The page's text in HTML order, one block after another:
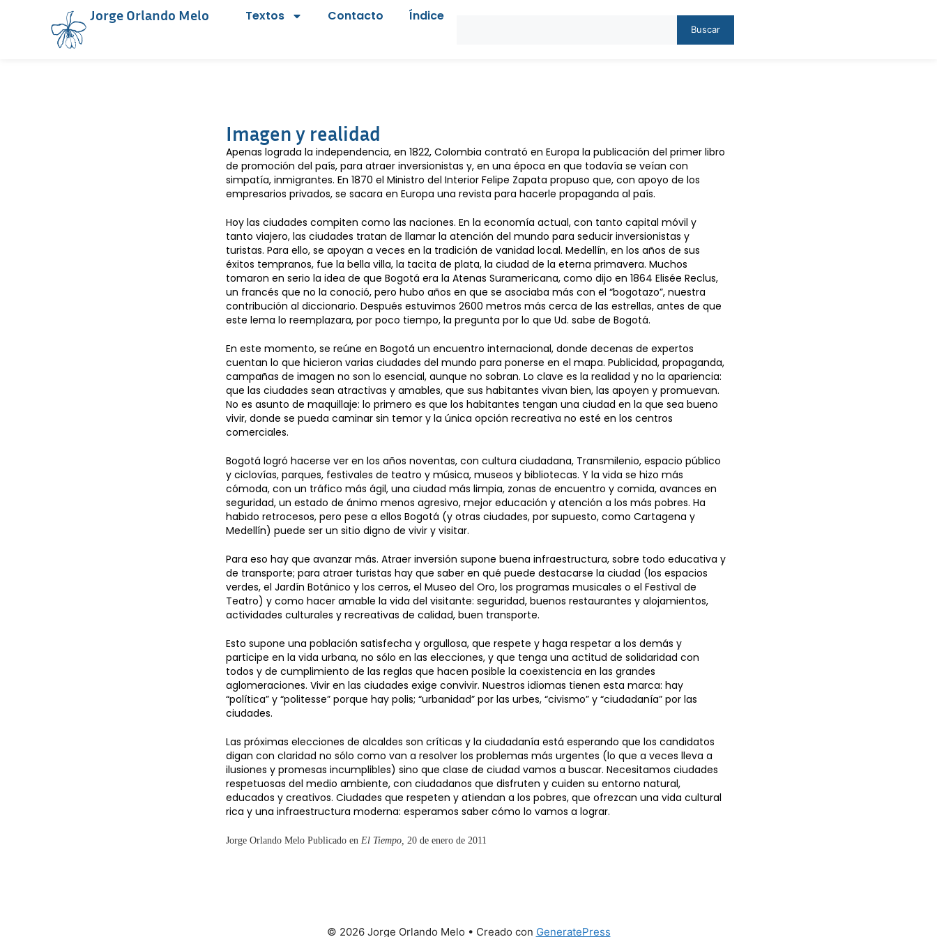
Jorge Orlando Melo Textos Contacto Índice
Buscar
Imagen y realidad
Apenas lograda la independencia, en 1822, Colombia contrató en Europa la publicación del primer libro
de promoción del país, para atraer inversionistas y, en una época en que todavía se veían con
simpatía, inmigrantes. En 1870 el Ministro del Interior Felipe Zapata propuso que, con apoyo de los
empresarios privados, se sacara en Europa una revista para hacerle propaganda al país.
Hoy las ciudades compiten como las naciones. En la economía actual, con tanto capital móvil y
tanto viajero, las ciudades tratan de llamar la atención del mundo para seducir inversionistas y
turistas. Para ello, se apoyan a veces en la tradición de vanidad local. Medellín, en los años de sus
éxitos tempranos, fue la bella villa, la tacita de plata, la ciudad de la eterna primavera. Muchos
tomaron en serio la idea de que Bogotá era la Atenas Suramericana, como dijo en 1864 Elisée Reclus,
un francés que no la conoció, pero hubo años en que se asociaba más con el “bogotazo”, nuestra
contribución al diccionario. Después estuvimos 2600 metros más cerca de las estrellas, antes de que
este lema lo reemplazara, por poco tiempo, la pregunta por lo que Ud. sabe de Bogotá.
En este momento, se reúne en Bogotá un encuentro internacional, donde decenas de expertos
cuentan lo que hicieron varias ciudades del mundo para ponerse en el mapa. Publicidad, propaganda,
campañas de imagen no son lo esencial, aunque no sobran. Lo clave es la realidad y no la apariencia:
que las ciudades sean atractivas y amables, que sus habitantes vivan bien, las apoyen y promuevan.
No es asunto de maquillaje: lo primero es que los habitantes tengan una ciudad en la que sea bueno
vivir, donde se pueda caminar sin temor y la única opción recreativa no esté en los centros
comerciales.
Bogotá logró hacerse ver en los años noventas, con cultura ciudadana, Transmilenio, espacio público
y ciclovías, parques, festivales de teatro y música, museos y bibliotecas. Y la vida se hizo más
cómoda, con un tráfico más ágil, una ciudad más limpia, zonas de encuentro y comida, avances en
seguridad, un estado de ánimo menos agresivo, mejor educación y atención a los más pobres. Ha
habido retrocesos, pero pese a ellos Bogotá (y otras ciudades, por supuesto, como Cartagena y
Medellín) puede ser un sitio digno de vivir y visitar.
Para eso hay que avanzar más. Atraer inversión supone buena infraestructura, sobre todo educativa y
de transporte; para atraer turistas hay que saber en qué puede destacarse la ciudad (los espacios
verdes, el Jardín Botánico y los cerros, el Museo del Oro, los programas musicales o el Festival de
Teatro) y como hacer amable la vida del visitante: seguridad, buenos restaurantes y alojamientos,
actividades culturales y recreativas de calidad, buen transporte.
Esto supone una población satisfecha y orgullosa, que respete y haga respetar a los demás y
participe en la vida urbana, no sólo en las elecciones, y que tenga una actitud de solidaridad con
todos y de cumplimiento de las reglas que hacen posible la coexistencia en las grandes
aglomeraciones. Vivir en las ciudades exige convivir. Nuestros idiomas tienen esta marca: hay
“política” y “politesse” porque hay polis; “urbanidad” por las urbes, “civismo” y “ciudadanía” por las
ciudades.
Las próximas elecciones de alcaldes son críticas y la ciudadanía está esperando que los candidatos
digan con claridad no sólo como van a resolver los problemas más urgentes (lo que a veces lleva a
ilusiones y promesas incumplibles) sino que clase de ciudad vamos a buscar. Necesitamos ciudades
respetuosas del medio ambiente, con ciudadanos que disfruten y cuiden su entorno natural,
educados y creativos. Ciudades que respeten y atiendan a los pobres, que ofrezcan una vida cultural
rica y una infraestructura moderna: esperamos saber cómo lo vamos a lograr.
Jorge Orlando Melo Publicado en El Tiempo, 20 de enero de 2011
© 2026 Jorge Orlando Melo • Creado con GeneratePress